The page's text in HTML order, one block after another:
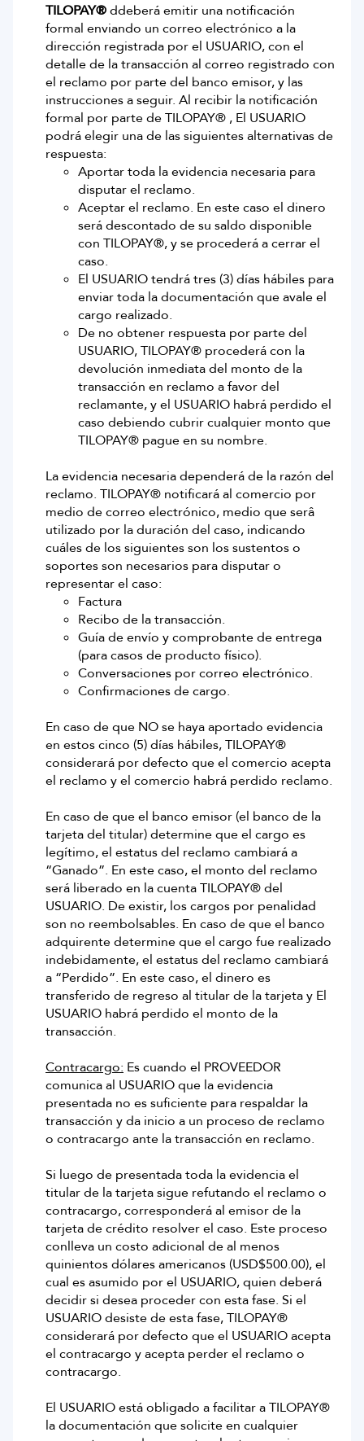
TILOPAY®ddeberá emitir una notificación
formal enviando un correo electrónico a la
dirección registrada por el USUARIO, con el
detalle de la transacción al correo registrado con
el reclamo por parte del banco emisor, y las
instrucciones a seguir. Al recibir la notificación
formal por parte de TILOPAY® , El USUARIO
podrá elegir una de las siguientes alternativas de
respuesta:
Aportar toda la evidencia necesaria para
disputar el reclamo.
Aceptar el reclamo. En este caso el dinero
será descontado de su saldo disponible
con TILOPAY®, y se procederá a cerrar el
caso.
El USUARIO tendrá tres (3) días hábiles para
enviar toda la documentación que avale el
cargo realizado.
De no obtener respuesta por parte del
USUARIO, TILOPAY® procederá con la
devolución inmediata del monto de la
transacción en reclamo a favor del
reclamante, y el USUARIO habrá perdido el
caso debiendo cubrir cualquier monto que
TILOPAY® pague en su nombre.
La evidencia necesaria dependerá de la razón del
reclamo. TILOPAY® notificará al comercio por
medio de correo electrónico, medio que serâ
utilizado por la duración del caso, indicando
cuáles de los siguientes son los sustentos o
soportes son necesarios para disputar o
representar el caso:
Factura
Recibo de la transacción.
Guía de envío y comprobante de entrega
(para casos de producto físico).
Conversaciones por correo electrónico.
Confirmaciones de cargo.
En caso de que NO se haya aportado evidencia
en estos cinco (5) días hábiles, TILOPAY®
considerará por defecto que el comercio acepta
el reclamo y el comercio habrá perdido reclamo.
En caso de que el banco emisor (el banco de la
tarjeta del titular) determine que el cargo es
legítimo, el estatus del reclamo cambiará a
“Ganado”. En este caso, el monto del reclamo
será liberado en la cuenta TILOPAY® del
USUARIO. De existir, los cargos por penalidad
son no reembolsables. En caso de que el banco
adquirente determine que el cargo fue realizado
indebidamente, el estatus del reclamo cambiará
a “Perdido”. En este caso, el dinero es
transferido de regreso al titular de la tarjeta y El
USUARIO habrá perdido el monto de la
transacción.
Contracargo: Es cuando el PROVEEDOR
comunica al USUARIO que la evidencia
presentada no es suficiente para respaldar la
transacción y da inicio a un proceso de reclamo
o contracargo ante la transacción en reclamo.
Si luego de presentada toda la evidencia el
titular de la tarjeta sigue refutando el reclamo o
contracargo, corresponderá al emisor de la
tarjeta de crédito resolver el caso. Este proceso
conlleva un costo adicional de al menos
quinientos dólares americanos (USD$500.00), el
cual es asumido por el USUARIO, quien deberá
decidir si desea proceder con esta fase. Si el
USUARIO desiste de esta fase, TILOPAY®
considerará por defecto que el USUARIO acepta
el contracargo y acepta perder el reclamo o
contracargo.
El USUARIO está obligado a facilitar a TILOPAY®
la documentación que solicite en cualquier